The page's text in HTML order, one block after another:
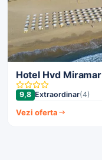
Hotel Hvd Miramar
9,8 Extraordinar(4)
Vezi oferta